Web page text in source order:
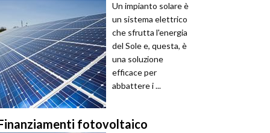
Un impianto solare è
un sistema elettrico
che sfrutta l'energia
del Sole e, questa, è
una soluzione
efficace per
abbattere i ...
fotovoltaico